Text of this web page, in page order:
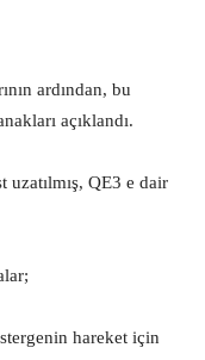
ardından, bu
açıklandı.
uzatılmış, QE3 e dair
hareket için